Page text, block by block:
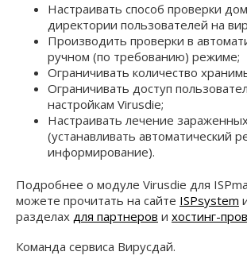
Настраивать способ проверки
директории пользователей на
Производить проверки в
ручном (по требованию) режиме;
Ограничивать количество
Ограничивать доступ
настройкам Virusdie;
Настраивать лечение
(устанавливать автоматический
информирование).
Подробнее о модуле Virusdie для
можете прочитать на сайте ISPsystem
разделах для партнеров и хостинг-
Команда сервиса Вирусдай.